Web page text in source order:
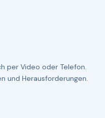
per Video oder Telefon.
und Herausforderungen.